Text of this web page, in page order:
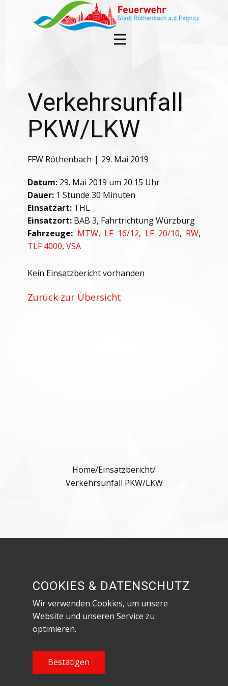
Verkehrsunfall
PKW/LKW
FFW Röthenbach 29. Mai 2019
Datum: 29. Mai 2019 um 20:15 Uhr
Dauer: 1 Stunde 30 Minuten
Einsatzart: THL
Einsatzort: BAB 3, Fahrtrichtung Würzburg
Fahrzeuge: MTW, LF 16/12, LF 20/10, RW,
TLF 4000, VSA
Kein Einsatzbericht vorhanden
Zurück zur Übersicht
Home/Einsatzbericht/
Verkehrsunfall PKW/LKW
der Pegnitz, 2023
Datenschutzerklärung & Impressum
COOKIES & DATENSCHUTZ
Wir verwenden Cookies, um unsere
Website und unseren Service zu
optimieren.
Bestätigen